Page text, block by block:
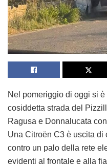
Nel pomeriggio di oggi si
cosiddetta strada del
Ragusa e Donnalucata
Una Citroën C3 è uscita di
contro un palo della rete
evidenti al frontale e alla